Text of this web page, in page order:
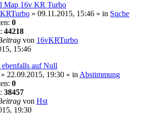
Map 16v KR Turbo
» 09.11.2015, 15:46 » in Suche
0
44218
von 16vKRTurbo
15:46
ebenfalls auf Null
» 22.09.2015, 19:30 » in Abstimmung
0
38457
von Hst
19:30